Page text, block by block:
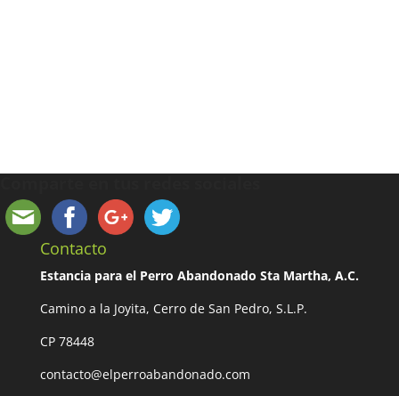
Contacto
Estancia para el Perro Abandonado Sta Martha, A.C.
Camino a la Joyita, Cerro de San Pedro, S.L.P.
CP 78448
contacto@elperroabandonado.com